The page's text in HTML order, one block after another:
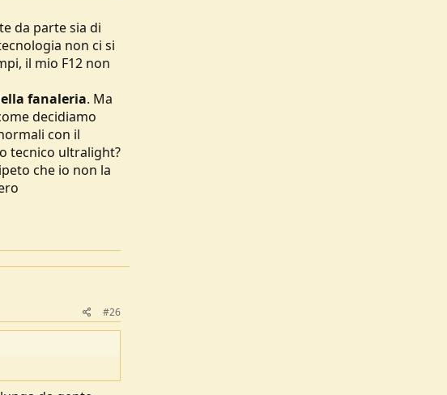
da parte sia di
non ci si
il mio F12 non
fanaleria. Ma
decidiamo
con il
tecnico ultralight?
che io non la
#26